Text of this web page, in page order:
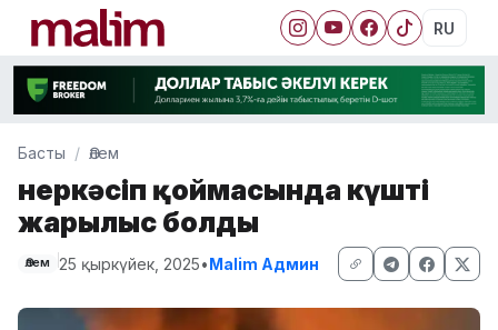
RU
Басты Әлем
Өнеркәсіп қоймасында күшті
жарылыс болды
Әлем 25 қыркүйек, 2025•Malim Админ